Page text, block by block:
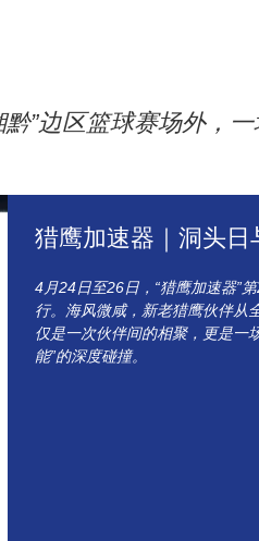
”边区篮球赛场外，
猎鹰加速器｜洞头日
4月24日至26日，“猎鹰加速器”
行。海风微咸，新老猎鹰伙伴从
仅是一次伙伴间的相聚，更是一
能”的深度碰撞。